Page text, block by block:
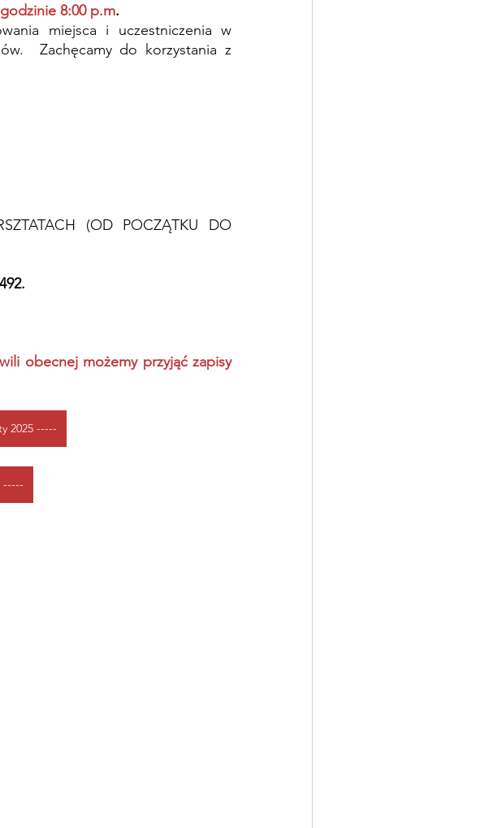
8:00 p.m.
miejsca i uczestniczenia w
Zachęcamy do korzystania z
(OD POCZĄTKU DO
obecnej możemy przyjąć zapisy
2025 -----
-----